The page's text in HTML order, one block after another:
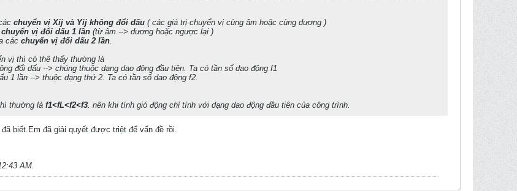
chuyển vị Xij và Yij không đổi dấu ( các giá trị chuyển vị cùng âm hoặc cùng dương )
chuyển vị đổi dấu 1 lần (từ âm --> dương hoặc ngược lại )
các chuyển vị đổi dấu 2 lần.
vị thì có thê thấy thường là
đổi dấu --> chúng thuộc dạng dao động đầu tiên. Ta có tần số dao động f1
1 lần --> thuộc dạng thứ 2. Ta có tần số dao động f2.
thường là f1<fL<f2<f3. nên khi tính gió động chỉ tính với dạng dao động đầu tiên của công trình.
biết.Em đã giải quyết được triệt để vấn đề rồi.
AM.